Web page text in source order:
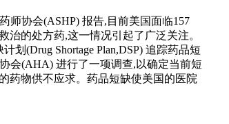
师协会(ASHP) 报告,目前美国面临157
的处方药,这一情况引起了广泛关注。
(Drug Shortage Plan,DSP) 追踪药品短
会(AHA) 进行了一项调查,以确定当前短
药物供不应求。药品短缺使美国的医院